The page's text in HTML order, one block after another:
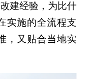
建经验，为比什
实施的全流程支
，又贴合当地实